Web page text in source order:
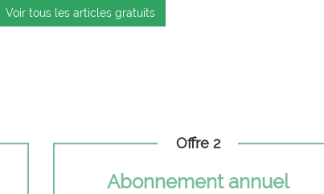
Voir tous les articles gratuits
Offre 2
Abonnement annuel